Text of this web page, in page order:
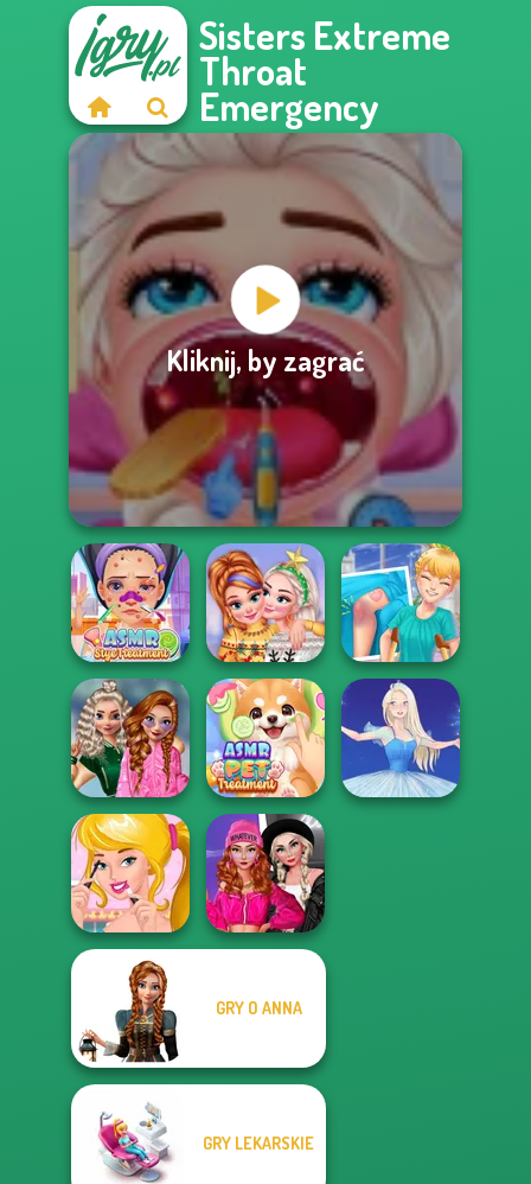
Sisters Extreme
Throat
Emergency
Kliknij, by zagrać
ASMR Stye
Treatment
New Christmas
Sweater Design
Knee Case
Simulator
School
Popularity
Challenge
ASMR Pet
Treatment
Ellie's Morning
Routine
Fashion Wars
Monochrome Vs
GRY O ANNA
GRY LEKARSKIE